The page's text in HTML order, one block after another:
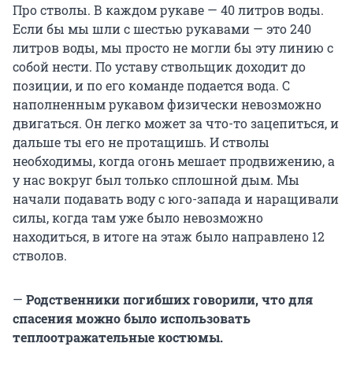
Про стволы. В каждом рукаве — 40 литров воды.
Если бы мы шли с шестью рукавами — это 240
литров воды, мы просто не могли бы эту линию с
собой нести. По уставу ствольщик доходит до
позиции, и по его команде подается вода. С
наполненным рукавом физически невозможно
двигаться. Он легко может за что-то зацепиться, и
дальше ты его не протащишь. И стволы
необходимы, когда огонь мешает продвижению, а
у нас вокруг был только сплошной дым. Мы
начали подавать воду с юго-запада и наращивали
силы, когда там уже было невозможно
находиться, в итоге на этаж было направлено 12
стволов.
— Родственники погибших говорили, что для
спасения можно было использовать
теплоотражательные костюмы.